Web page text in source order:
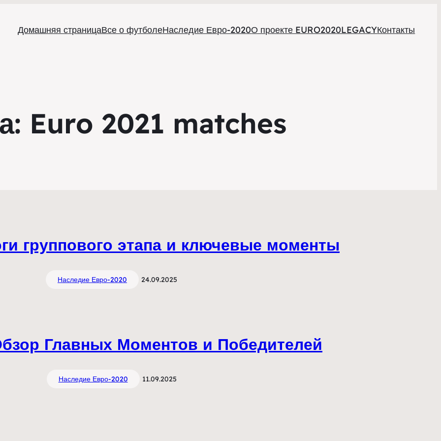
Домашняя страницаВсе о футболеНаследие Евро-2020О проекте EURO2020LEGACYКонтакты
Euro 2021 matches
группового этапа и ключевые моменты
Наследие Евро-2020 24.09.2025
Главных Моментов и Победителей
Наследие Евро-2020 11.09.2025